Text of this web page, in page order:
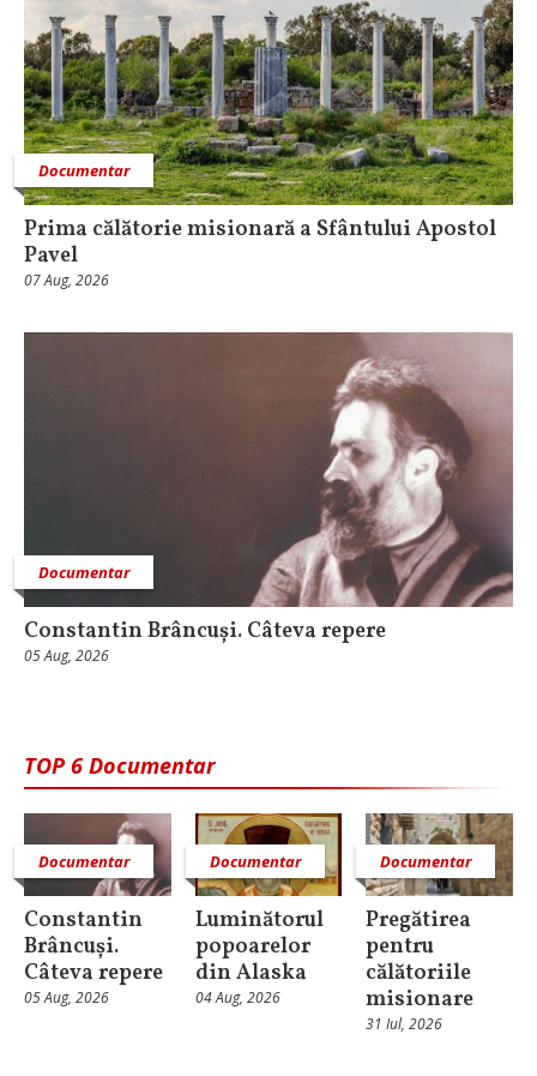
Documentar
Prima călătorie misionară a Sfântului Apostol
Pavel
07 Aug, 2026
Documentar
Constantin Brâncuși. Câteva repere
05 Aug, 2026
TOP 6 Documentar
Documentar
Constantin
Brâncuși.
Câteva repere
05 Aug, 2026
Documentar
Luminătorul
popoarelor
din Alaska
04 Aug, 2026
Documentar
Pregătirea
pentru
călătoriile
misionare
31 Iul, 2026